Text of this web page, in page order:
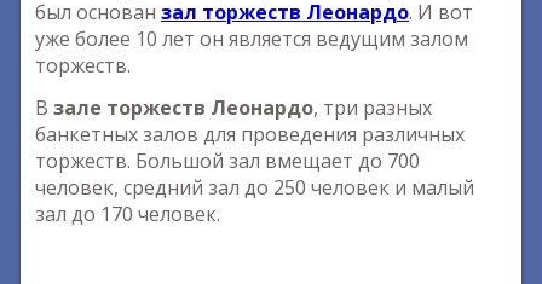
был основан зал торжеств Леонардо. И вот
уже более 10 лет он является ведущим залом
торжеств.
В зале торжеств Леонардо, три разных
банкетных залов для проведения различных
торжеств. Большой зал вмещает до 700
человек, средний зал до 250 человек и малый
зал до 170 человек.